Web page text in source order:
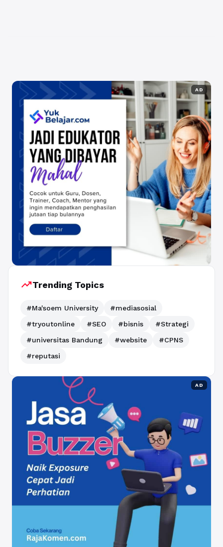
AD
trending_upTrending Topics
#Ma'soem University
#mediasosial
#tryoutonline
#SEO #bisnis
#Strategi
#universitas Bandung
#website
#CPNS
#reputasi
AD